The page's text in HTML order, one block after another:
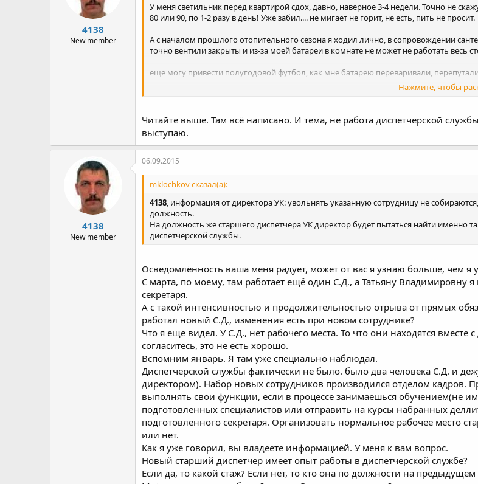
4138
New member
У меня светильник перед квартирой сдох, давно, наверное 3-4 недели. Точно не
80 или 90, по 1-2 разу в день! Уже забил.... не мигает не горит, не есть, пить не просит.
А с началом прошлого отопительного сезона я ходил лично, в сопровождении
точно вентили закрыты и из-за моей батареи в комнате не может не работать весь
еще могу привести полугодовой футбол, как мне батарею переваривали,
жена подсказывает... есть люди, которым через год по заявкам перезванивают. ЧЕРЕЗ
ну в общем и так далее, всего уже и не припомню
так что..... мне тоже все ровно.
единственное, что УК делала для меня, это быстро вытаскивала из застрявшего лифта.
Нажмите, чтобы
Читайте выше. Там всё написано. И тема, не работа диспетчерской
выступаю.
4138
New member
06.09.2015
mklochkov сказал(а):
4138, информация от директора УК: увольнять указанную сотрудницу не
должность.
На должность же старшего диспетчера УК директор будет пытаться найти именно
диспетчерской службы.
Осведомлённость ваша меня радует, может от вас я узнаю больше, чем
С марта, по моему, там работает ещё один С.Д., а Татьяну Владимировну
секретаря.
А с такой интенсивностью и продолжительностью отрыва от прямых
работал новый С.Д., изменения есть при новом сотруднике?
Что я ещё видел. У С.Д., нет рабочего места. То что они находятся
согласитесь, это не есть хорошо.
Вспомним январь. Я там уже специально наблюдал.
Диспетчерской службы фактически не было. было два человека С.Д. и
директором). Набор новых сотрудников производился отделом кадров.
выполнять свои функции, если в процессе занимаешься обучением(не
подготовленных специалистов или отправить на курсы набранных
подготовленного секретаря. Организовать нормальное рабочее место
или нет.
Как я уже говорил, вы владеете информацией. У меня к вам вопрос.
Новый старший диспетчер имеет опыт работы в диспетчерской службе?
Если да, то какой стаж? Если нет, то кто она по должности на предыдущем